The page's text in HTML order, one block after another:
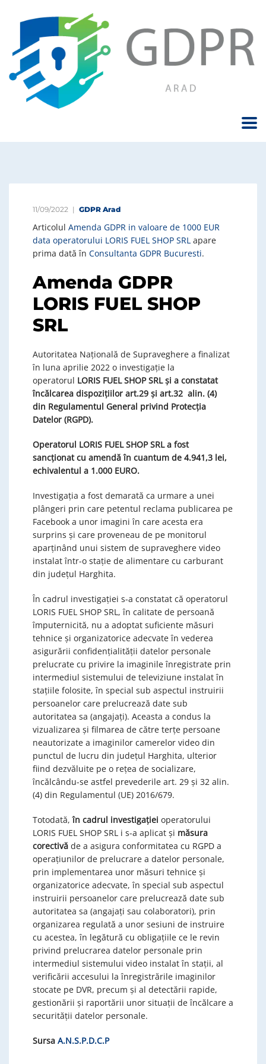
11/09/2022 GDPR Arad
Articolul Amenda GDPR in valoare de 1000 EUR
data operatorului LORIS FUEL SHOP SRL apare
prima dată în Consultanta GDPR Bucuresti.
Amenda GDPR
LORIS FUEL SHOP
SRL
Autoritatea Națională de Supraveghere a finalizat
în luna aprilie 2022 o investigație la
operatorul LORIS FUEL SHOP SRL și a constatat
încălcarea dispozițiilor art.29 și art.32 alin. (4)
din Regulamentul General privind Protecția
Datelor (RGPD).
Operatorul LORIS FUEL SHOP SRLa fost
sancționat cu amendă în cuantum de 4.941,3 lei,
echivalentul a 1.000 EURO.
Investigația a fost demarată ca urmare a unei
plângeri prin care petentul reclama publicarea pe
Facebook a unor imagini în care acesta era
surprins și care proveneau de pe monitorul
aparținând unui sistem de supraveghere video
instalat într-o stație de alimentare cu carburant
din județul Harghita.
În cadrul investigației s-a constatat că operatorul
LORIS FUEL SHOP SRL, în calitate de persoană
împuternicită, nu a adoptat suficiente măsuri
tehnice și organizatorice adecvate în vederea
asigurării confidențialității datelor personale
prelucrate cu privire la imaginile înregistrate prin
intermediul sistemului de televiziune instalat în
stațiile folosite, în special sub aspectul instruirii
persoanelor care prelucrează date sub
autoritatea sa (angajați). Aceasta a condus la
vizualizarea și filmarea de către terțe persoane
neautorizate a imaginilor camerelor video din
punctul de lucru din județul Harghita, ulterior
fiind dezvăluite pe o rețea de socializare,
încălcându-se astfel prevederile art. 29 și 32 alin.
(4) din Regulamentul (UE) 2016/679.
Totodată,în cadrul investigației operatorului
LORIS FUEL SHOP SRL i s-a aplicat şi măsura
corectivă de a asigura conformitatea cu RGPD a
operațiunilor de prelucrare a datelor personale,
prin implementarea unor măsuri tehnice și
organizatorice adecvate, în special sub aspectul
instruirii persoanelor care prelucrează date sub
autoritatea sa (angajați sau colaboratori), prin
organizarea regulată a unor sesiuni de instruire
cu acestea, în legătură cu obligațiile ce le revin
privind prelucrarea datelor personale prin
intermediul sistemului video instalat în stații, al
verificării accesului la înregistrările imaginilor
stocate pe DVR, precum și al detectării rapide,
gestionării și raportării unor situații de încălcare a
securității datelor personale.
Sursa A.N.S.P.D.C.P